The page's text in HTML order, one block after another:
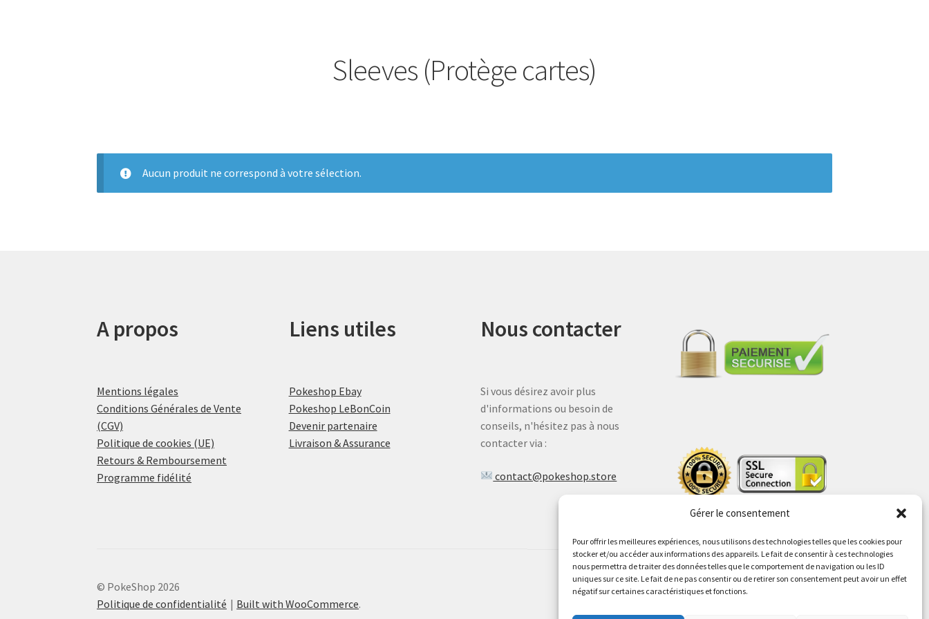
Gérer le consentement
Pour offrir les meilleures expériences, nous utilisons des technologies telles que les cookies pour
stocker et/ou accéder aux informations des appareils. Le fait de consentir à ces technologies
nous permettra de traiter des données telles que le comportement de navigation ou les ID
uniques sur ce site. Le fait de ne pas consentir ou de retirer son consentement peut avoir un effet
négatif sur certaines caractéristiques et fonctions.
Sleeves (Protège cartes)
Aucun produit ne correspond à votre sélection.
A propos
Mentions légales
Conditions Générales de Vente
(CGV)
Politique de cookies (UE)
Retours & Remboursement
Programme fidélité
Liens utiles
Pokeshop Ebay
Pokeshop LeBonCoin
Devenir partenaire
Livraison & Assurance
Nous contacter
Si vous désirez avoir plus
d'informations ou besoin de
conseils, n'hésitez pas à nous
contacter via :
contact@pokeshop.store
© PokeShop 2026
Politique de confidentialité
Built with WooCommerce.